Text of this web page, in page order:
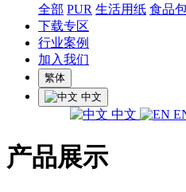
全部 PUR 生活用纸 食品
下载专区
行业案例
加入我们
繁体
中文
中文
产品展示